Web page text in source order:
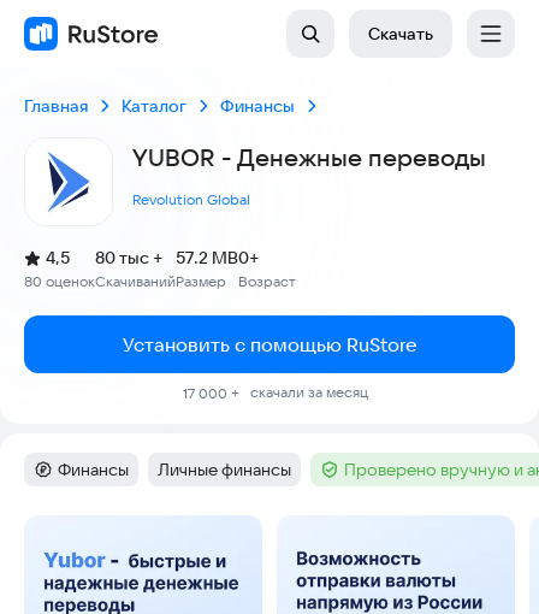
Скачать
Главная Каталог Финансы
YUBOR - Денежные переводы
Revolution Global
Рейтинг:
4,5
(
80 оценок
)
Скачиваний
80 тыс +
Размер
57.2 MB
Возраст
0+
Установить с помощью RuStore
17 000 + скачали за месяц
Категория:
Финансы Тег:
Личные финансы Тег :Проверено вручную и
Скриншоты